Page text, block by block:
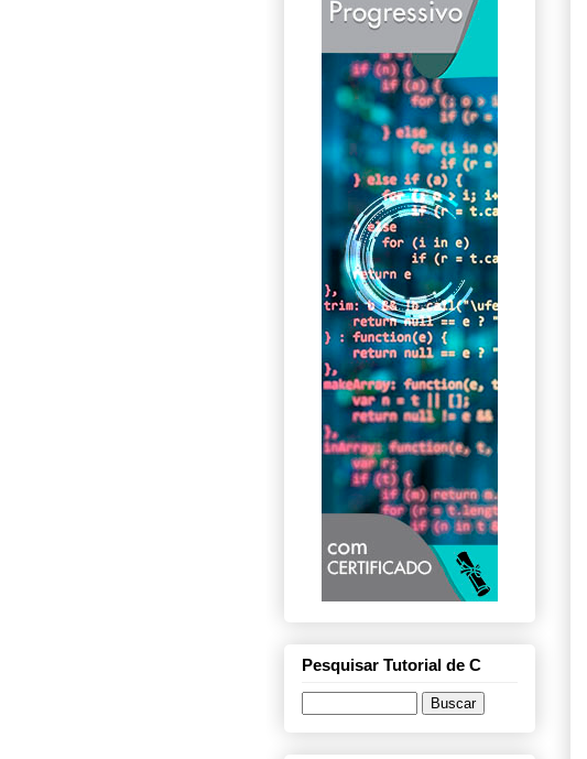
Pesquisar Tutorial de C